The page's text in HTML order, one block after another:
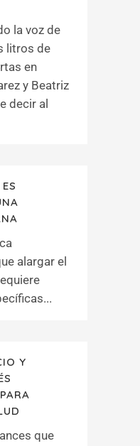
la voz de
litros de
en
y Beatriz
decir al
alargar el
Y
que